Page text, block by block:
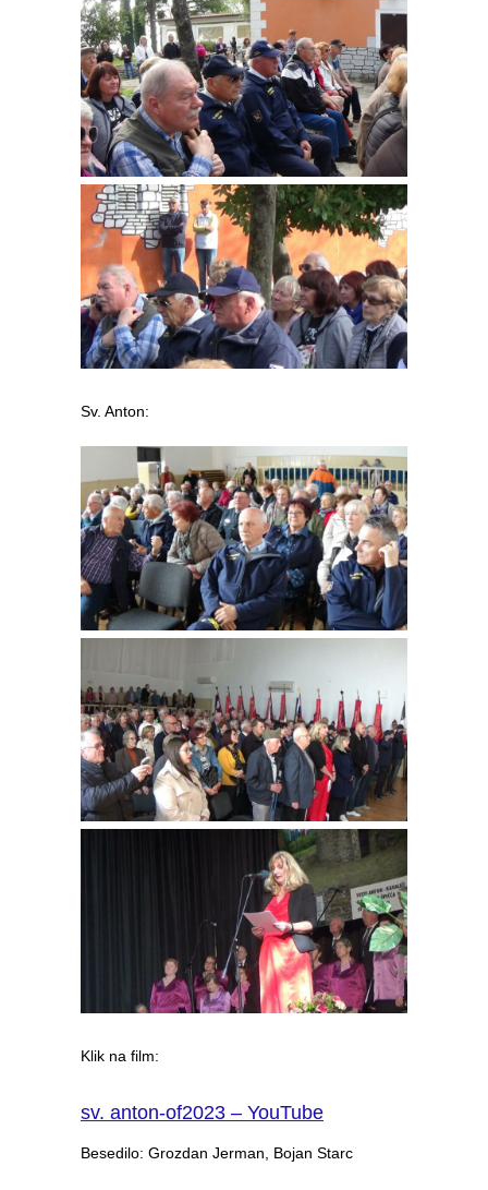
Sv. Anton:
Klik na film:
sv. anton-of2023 – YouTube
Besedilo: Grozdan Jerman, Bojan Starc